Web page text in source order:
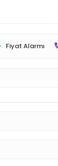
Fiyat Alarmı